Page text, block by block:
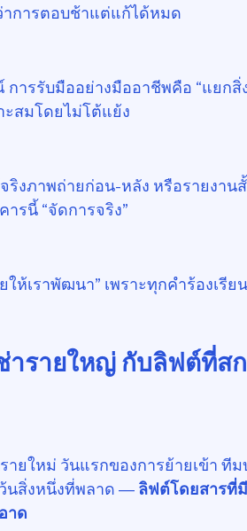
าการตอบช้าแต่แก้ได้หมด
ารรับมืออย่างมืออาชีพคือ “แยกสิ่
ะสมโดยไม่โต้แย้ง
งภาพถ่ายก่อน-หลัง หรือรายงาน
รนี้ “จัดการจริง”
ห้เราพัฒนา” เพราะทุกคำร้องเรี
ารายใหญ่ กับลิฟต์ที่ส
ยใหม่ วันแรกของการย้ายเข้า ทีม
นสิ่งหนึ่งที่พลาด — ลิฟต์โดยสารที่
าด